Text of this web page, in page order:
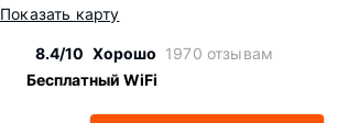
Показать карту
8.4/10 Хорошо 1970 отзывам
Бесплатный WiFi